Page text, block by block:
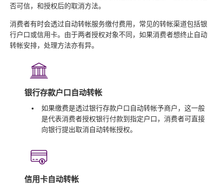
否可信，和授权后的取消方法。
消费者有时会透过自动转帐服务缴付费用，常见的转帐渠道包括银
行户口或信用卡。由于两者授权对象不同，如果消费者想终止自动
转帐安排，处理方法亦有异。
银行存款户口自动转帐
如果缴费是透过银行存款户口自动转帐予商户，这一般
是代表消费者授权银行付款到指定户口，消费者可直接
向银行提出取消自动转帐授权。
信用卡自动转帐